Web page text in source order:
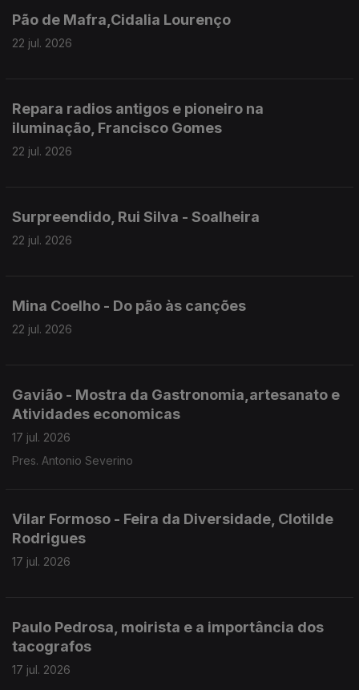
Pão de Mafra,Cidalia Lourenço
22 jul. 2026
Repara radios antigos e pioneiro na
iluminação, Francisco Gomes
22 jul. 2026
Surpreendido, Rui Silva - Soalheira
22 jul. 2026
Mina Coelho - Do pão às canções
22 jul. 2026
Gavião - Mostra da Gastronomia,artesanato e
Atividades economicas
17 jul. 2026
Pres. Antonio Severino
Vilar Formoso - Feira da Diversidade, Clotilde
Rodrigues
17 jul. 2026
Paulo Pedrosa, moirista e a importância dos
tacografos
17 jul. 2026